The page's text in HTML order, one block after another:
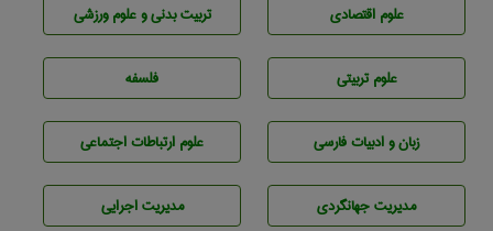
علوم اقتصادی تربيت بدنی و علوم ورزشی
علوم تربيتی فلسفه
زبان و ادبيات فارسی علوم ارتباطات اجتماعی
مديريت جهانگردی مديريت اجرايی